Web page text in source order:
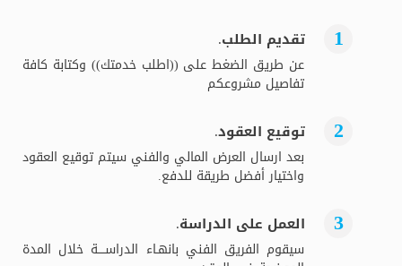
تقديم الطلب.
عن طريق الضغط على ((اطلب خدمتك)) وكتابة كافة
تفاصيل مشروعكم
توقيع العقود.
بعد ارسال العرض المالي والفني سيتم توقيع العقود
واختيار أفضل طريقة للدفع.
العمل على الدراسة.
سيقوم الفريق الفني بانهـاء الدراســــة خلال المدة